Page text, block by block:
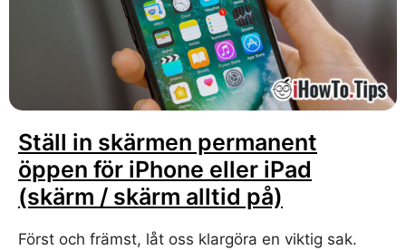
Ställ in skärmen permanent
öppen för iPhone eller iPad
(skärm / skärm alltid på)
Först och främst, låt oss klargöra en viktig sak.